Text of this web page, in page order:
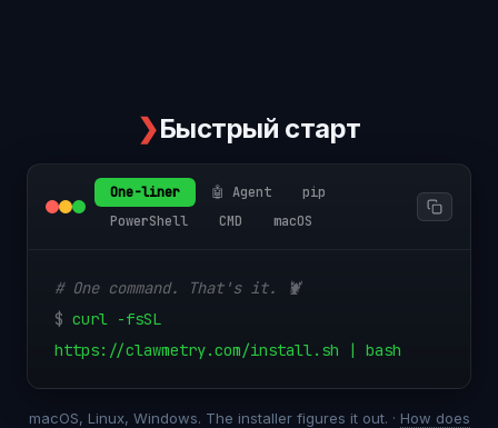
❯Быстрый старт
One-liner 🤖 Agent
pip
PowerShell
CMD macOS
# One command. That's it. 🦞
$ curl -fsSL
https://clawmetry.com/install.sh | bash
macOS, Linux, Windows. The installer figures it out. · How does